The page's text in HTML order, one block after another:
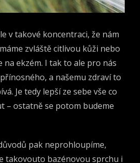
v takové koncentraci, že nám
zvláště citlivou kůži nebo
ekzém. I tak to ale pro nás
a našemu zdraví to
Je tedy lepší ze sebe vše co
– ostatně se potom budeme
pak neprohloupíme,
takovouto bazénovou sprchu i